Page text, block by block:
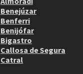
Benejúzar
Benferri
Benijófar
Bigastro
Callosa de Segura
Catral